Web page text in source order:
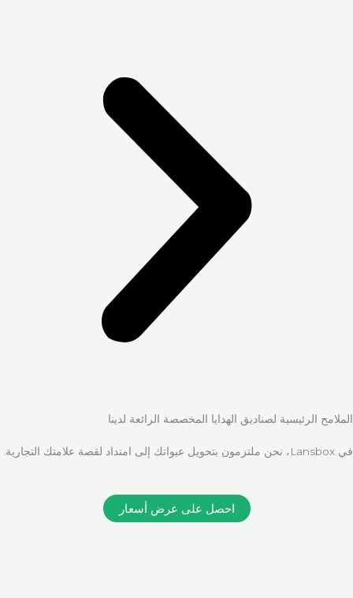
الملامح الرئيسية لصناديق الهدايا المخصصة الرائعة لدينا
في Lansbox، نحن ملتزمون بتحويل عبواتك إلى امتداد لقصة علامتك التجارية.
احصل على عرض أسعار